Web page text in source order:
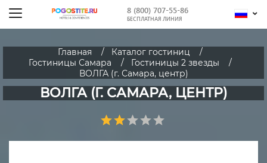
8 (800) 707-55-86
БЕСПЛАТНАЯ ЛИНИЯ
Главная
Каталог гостиниц
Гостиницы Самара
Гостиницы 2 звезды
ВОЛГА (г. Самара, центр)
ВОЛГА (Г. САМАРА, ЦЕНТР)